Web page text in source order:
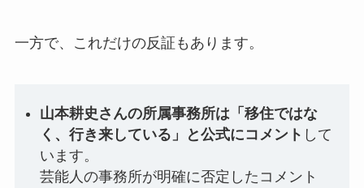
一方で、これだけの反証もあります。
山本耕史さんの所属事務所は「移住ではな
く、行き来している」と公式にコメント して
います。
芸能人の事務所が明確に否定したコメント